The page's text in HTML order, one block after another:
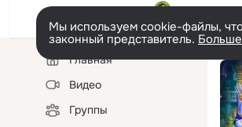
Мы используем cookie-файлы,
законный представитель.
Левая
колонкаГлавная
Видео
Группы